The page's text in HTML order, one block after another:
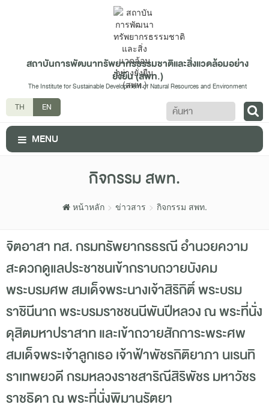
สถาบันการพัฒนาทรัพยากรธรรมชาติและสิ่งแวดล้อมอย่าง
ยั่งยืน (สพท.)
The Institute for Sustainable Development of Natural Resources and Environment
TH EN ค้นหา
MENU
กิจกรรม สพท.
หน้าหลัก ข่าวสาร กิจกรรม สพท.
จิตอาสา ทส. กรมทรัพยากรธรณี อำนวยความ
สะดวกดูแลประชาชนเข้ากราบถวายบังคม
พระบรมศพ สมเด็จพระนางเจ้าสิริกิติ์ พระบรม
ราชินีนาถ พระบรมราชชนนีพันปีหลวง ณ พระที่นั่ง
ดุสิตมหาปราสาท และเข้าถวายสักการะพระศพ
สมเด็จพระเจ้าลูกเธอ เจ้าฟ้าพัชรกิติยาภา นเรนทิ
ราเทพยวดี กรมหลวงราชสาริณีสิริพัชร มหาวัชร
ราชธิดา ณ พระที่นั่งพิมานรัตยา